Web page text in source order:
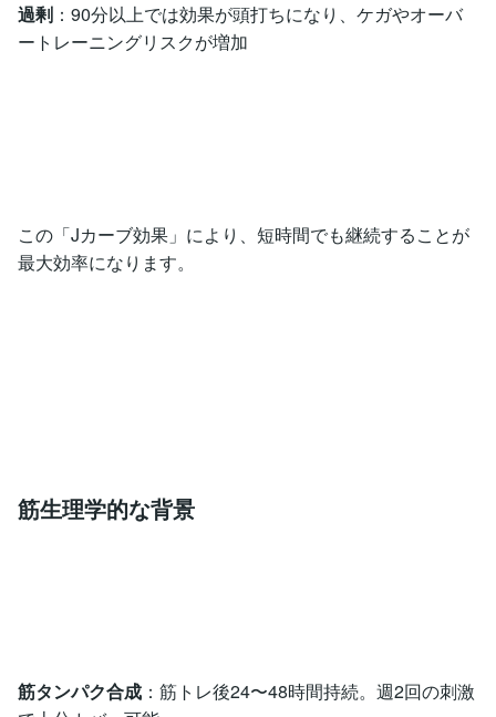
過剰 ：90分以上では効果が頭打ちになり、ケガやオーバ
ートレーニングリスクが増加
この「Jカーブ効果」により、短時間でも継続することが
最大効率になります。
筋生理学的な背景
筋タンパク合成 ：筋トレ後24〜48時間持続。週2回の刺激